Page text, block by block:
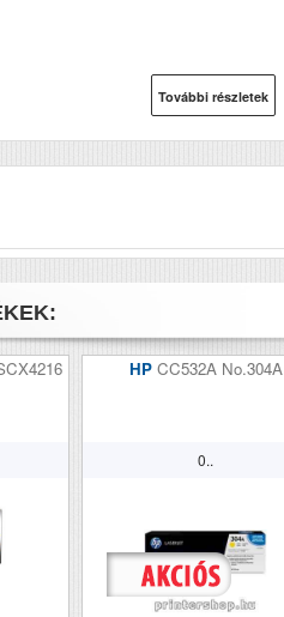
További részletek
HP CC532A No.304A
0..